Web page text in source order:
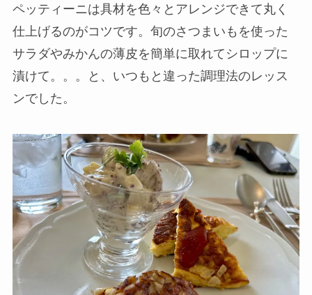
ペッティーニは具材を色々とアレンジできて丸く
仕上げるのがコツです。旬のさつまいもを使った
サラダやみかんの薄皮を簡単に取れてシロップに
漬けて。。。と、いつもと違った調理法のレッス
ンでした。